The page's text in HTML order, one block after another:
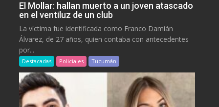
El Mollar: hallan muerto a un joven atascado
en el ventiluz de un club
La víctima fue identificada como Franco Damián
Álvarez, de 27 años, quien contaba con antecedentes
por...
Destacadas Policiales Tucumán